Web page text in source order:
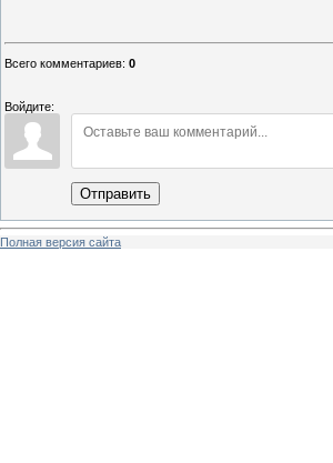
Всего комментариев: 0
Войдите:
Отправить
Полная версия сайта